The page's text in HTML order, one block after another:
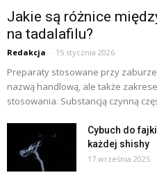
Jakie są różnice
na tadalafilu?
Redakcja - 15 stycznia 2026
Preparaty stosowane przy
nazwą handlową, ale także
stosowania. Substancją czynną
Cybuch do
każdej shishy
17 września 2025